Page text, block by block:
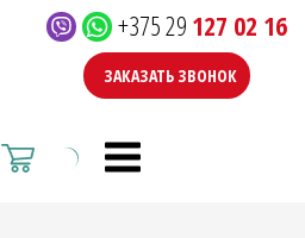
+375 29 127 02 16
ЗАКАЗАТЬ ЗВОНОК